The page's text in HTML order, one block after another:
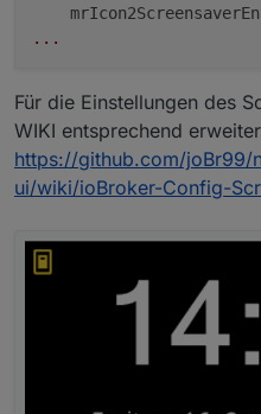
...
Für die Einstellungen des
WIKI entsprechend
https://github.com/joBr99/
ui/wiki/ioBroker-Config-